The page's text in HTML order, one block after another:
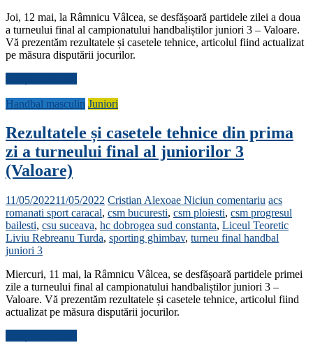
Joi, 12 mai, la Râmnicu Vâlcea, se desfășoară partidele zilei a doua
a turneului final al campionatului handbaliștilor juniori 3 – Valoare.
Vă prezentăm rezultatele și casetele tehnice, articolul fiind actualizat
pe măsura disputării jocurilor.
Handbal masculin Juniori
Rezultatele și casetele tehnice din prima
zi a turneului final al juniorilor 3
(Valoare)
11/05/202211/05/2022 Cristian Alexoae Niciun comentariu acs
romanati sport caracal, csm bucuresti, csm ploiesti, csm progresul
bailesti, csu suceava, hc dobrogea sud constanta, Liceul Teoretic
Liviu Rebreanu Turda, sporting ghimbav, turneu final handbal
juniori 3
Miercuri, 11 mai, la Râmnicu Vâlcea, se desfășoară partidele primei
zile a turneului final al campionatului handbaliștilor juniori 3 –
Valoare. Vă prezentăm rezultatele și casetele tehnice, articolul fiind
actualizat pe măsura disputării jocurilor.